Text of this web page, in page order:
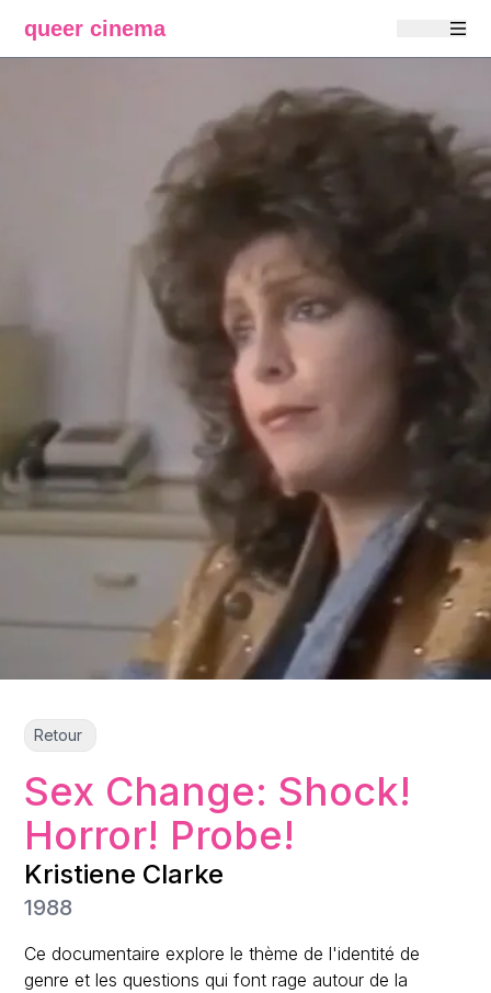
queer cinema
Retour
Sex Change: Shock!
Horror! Probe!
Kristiene Clarke
1988
Ce documentaire explore le thème de l'identité de
genre et les questions qui font rage autour de la